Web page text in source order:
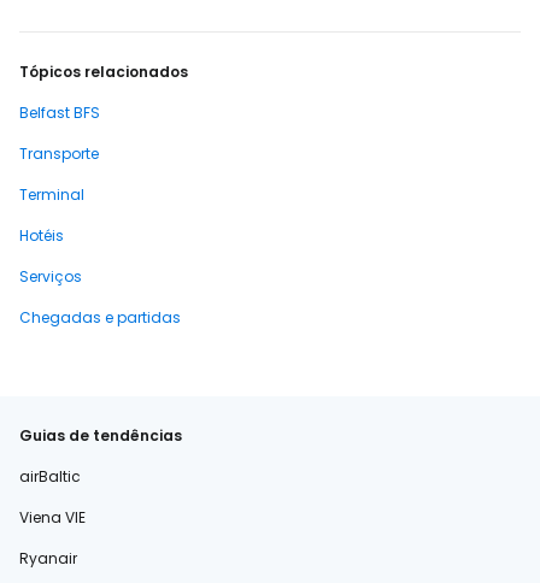
Tópicos relacionados
Belfast BFS
Transporte
Terminal
Hotéis
Serviços
Chegadas e partidas
Guias de tendências
airBaltic
Viena VIE
Ryanair